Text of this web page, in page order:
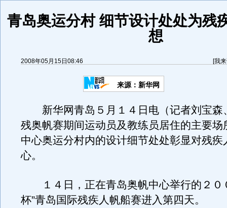
青岛奥运分村 细节设计处处为残
想
2008年05月15日08:46 [我
来源：新华网
新华网青岛５月１４日电（记者刘宝森
残奥帆赛期间运动员及教练员居住的主要场
中心奥运分村内的设计细节处处彰显对残疾
心。
１４日，正在青岛奥帆中心举行的２０
杯”青岛国际残疾人帆船赛进入第四天。